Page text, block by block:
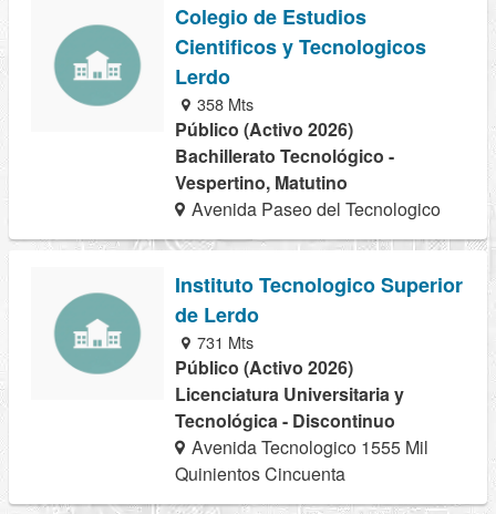
Colegio de Estudios
Cientificos y Tecnologicos
Lerdo
358 Mts
Público (Activo 2026)
Bachillerato Tecnológico -
Vespertino, Matutino
Avenida Paseo del Tecnologico
Instituto Tecnologico Superior
de Lerdo
731 Mts
Público (Activo 2026)
Licenciatura Universitaria y
Tecnológica - Discontinuo
Avenida Tecnologico 1555 Mil
Quinientos Cincuenta